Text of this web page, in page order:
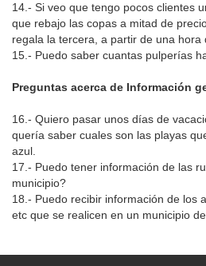
14.- Si veo que tengo pocos clientes
que rebajo las copas a mitad de
regala la tercera, a partir de una hora
15.- Puedo saber cuantas pulperías
Preguntas acerca de Información
16.- Quiero pasar unos días de
quería saber cuales son las playas
azul.
17.- Puedo tener información de las
municipio?
18.- Puedo recibir información de los
etc que se realicen en un municipio